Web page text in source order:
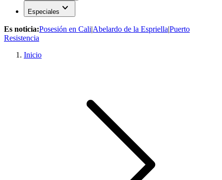
Especiales expand_more
Es noticia:Posesión en Cali|Abelardo de la Espriella|Puerto
Resistencia
Inicio